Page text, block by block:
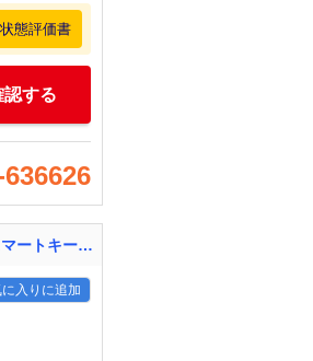
態評価書
する
ノート ｅ－パワー Ｘ １年保証 純正ＳＤナビ バックカメラ 衝突被害軽減 禁煙車 ドラレコ コーナーセンサー スマートキー ＥＴＣ 純正１５インチアルミ 車線逸脱警報 オートライト オートエアコン Ｂｌｕｅｔｏｏｔｈ ＣＤ
に入りに追加